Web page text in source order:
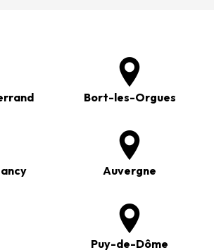
Bort-les-Orgues
Auvergne
Puy-de-Dôme